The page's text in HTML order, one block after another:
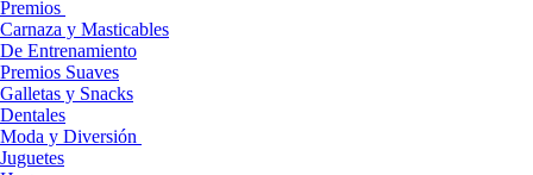
Premios
Carnaza y Masticables
De Entrenamiento
Premios Suaves
Galletas y Snacks
Dentales
Moda y Diversión
Juguetes